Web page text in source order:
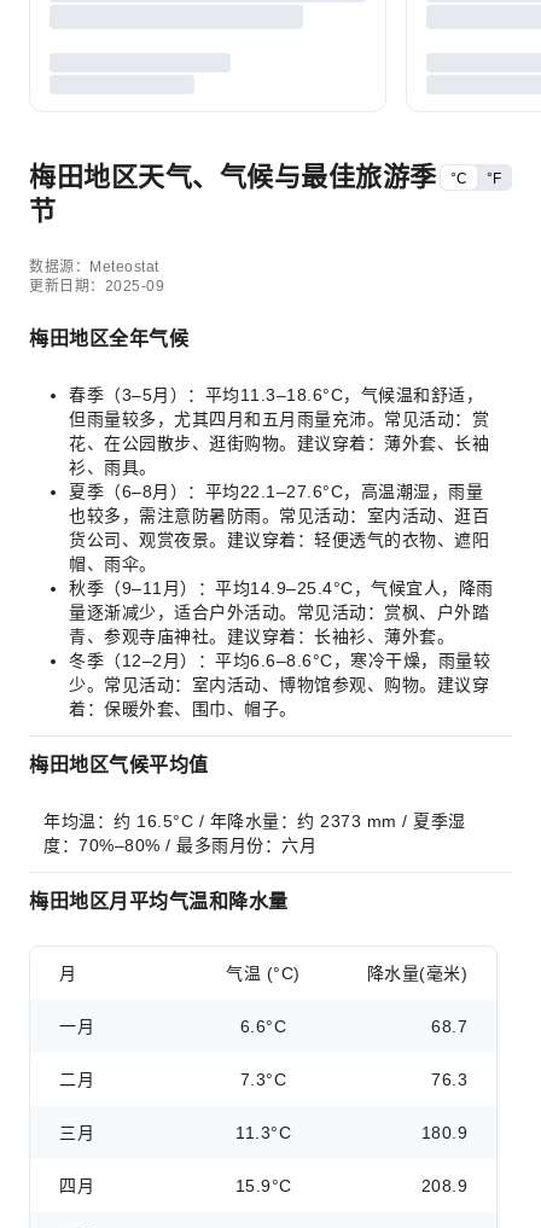
梅田地区天气、气候与最佳旅游季
节
°C °F
数据源：Meteostat
更新日期：2025-09
梅田地区全年气候
春季（3–5月）：平均11.3–18.6°C，气候温和舒适，
但雨量较多，尤其四月和五月雨量充沛。常见活动：赏
花、在公园散步、逛街购物。建议穿着：薄外套、长袖
衫、雨具。
夏季（6–8月）：平均22.1–27.6°C，高温潮湿，雨量
也较多，需注意防暑防雨。常见活动：室内活动、逛百
货公司、观赏夜景。建议穿着：轻便透气的衣物、遮阳
帽、雨伞。
秋季（9–11月）：平均14.9–25.4°C，气候宜人，降雨
量逐渐减少，适合户外活动。常见活动：赏枫、户外踏
青、参观寺庙神社。建议穿着：长袖衫、薄外套。
冬季（12–2月）：平均6.6–8.6°C，寒冷干燥，雨量较
少。常见活动：室内活动、博物馆参观、购物。建议穿
着：保暖外套、围巾、帽子。
梅田地区气候平均值
年均温：约 16.5°C / 年降水量：约 2373 mm / 夏季湿
度：70%–80% / 最多雨月份：六月
梅田地区月平均气温和降水量
月 气温 (°C) 降水量(毫米)
一月 6.6°C 68.7
二月 7.3°C 76.3
三月 11.3°C 180.9
四月 15.9°C 208.9